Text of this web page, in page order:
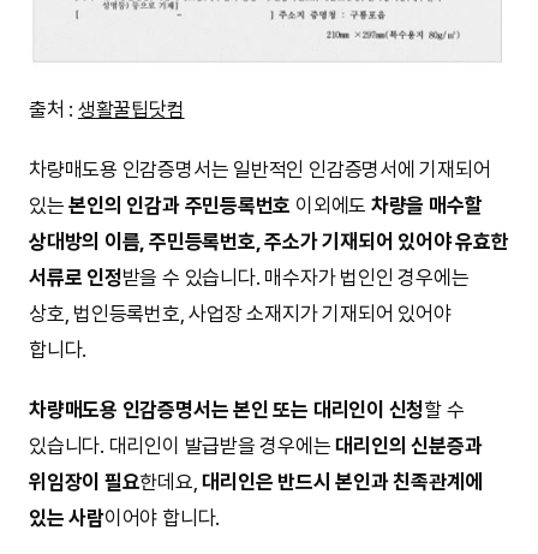
출처 : 생활꿀팁닷컴
차량매도용 인감증명서는 일반적인 인감증명서에 기재되어
있는본인의 인감과 주민등록번호 이외에도 차량을 매수할
상대방의 이름, 주민등록번호, 주소가 기재되어 있어야 유효한
서류로 인정받을 수 있습니다. 매수자가 법인인 경우에는
상호, 법인등록번호, 사업장 소재지가 기재되어 있어야
합니다.
차량매도용 인감증명서는 본인 또는 대리인이 신청할 수
있습니다. 대리인이 발급받을 경우에는대리인의 신분증과
위임장이 필요한데요,대리인은 반드시 본인과 친족관계에
있는 사람이어야 합니다.